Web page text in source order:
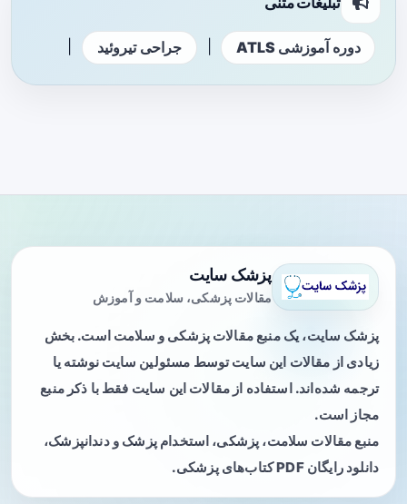
دوره آموزشی ATLS جراحی تیروئید
پزشک سایت
مقالات پزشکی، سلامت و آموزش
پزشک سایت، یک منبع مقالات پزشکی و سلامت است. بخش
زیادی از مقالات این سایت توسط مسئولین سایت نوشته یا
ترجمه شده‌اند. استفاده از مقالات این سایت فقط با ذکر منبع
مجاز است.
منبع مقالات سلامت، پزشکی، استخدام پزشک و دندانپزشک،
دانلود رایگان PDF کتاب‌های پزشکی.